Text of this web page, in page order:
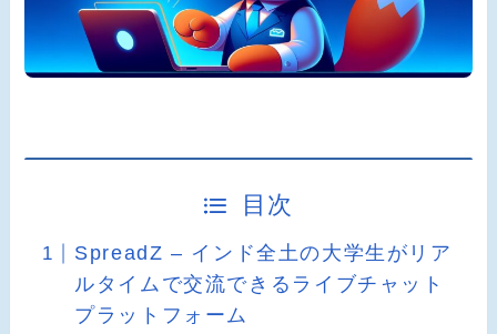
目次
SpreadZ – インド全土の大学生がリア
ルタイムで交流できるライブチャット
プラットフォーム